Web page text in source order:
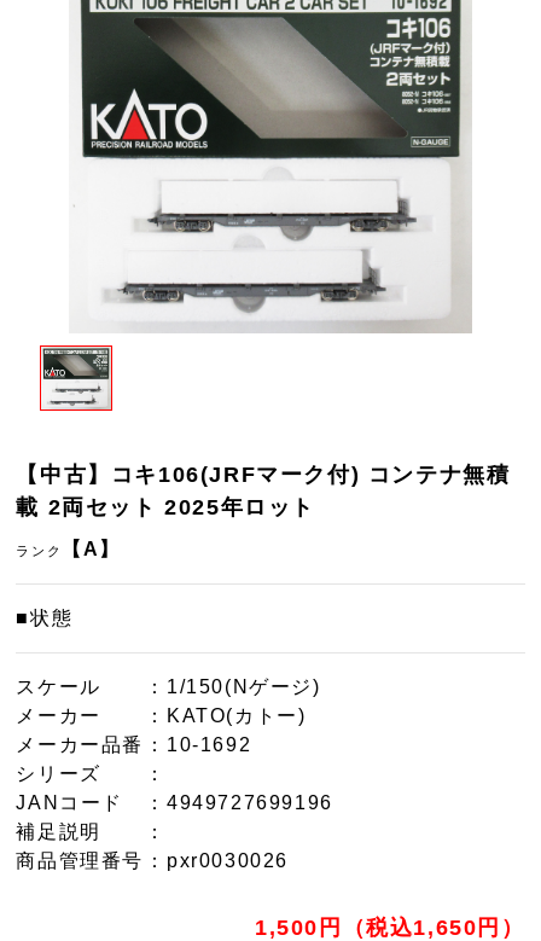
【中古】コキ106(JRFマーク付) コンテナ無積
載 2両セット 2025年ロット
ランク 【A】
■状態
スケール
：1/150(Nゲージ)
メーカー
：KATO(カトー)
メーカー品番
：10-1692
シリーズ
：
JANコード
：4949727699196
補足説明
：
商品管理番号 ：pxr0030026
1,500円（税込1,650円）